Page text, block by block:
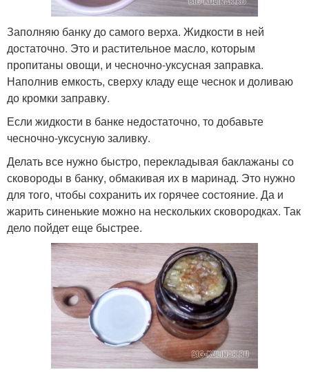
Заполняю банку до самого верха. Жидкости в ней
достаточно. Это и растительное масло, которым
пропитаны овощи, и чесночно-уксусная заправка.
Наполнив емкость, сверху кладу еще чеснок и доливаю
до кромки заправку.
Если жидкости в банке недостаточно, то добавьте
чесночно-уксусную заливку.
Делать все нужно быстро, перекладывая баклажаны со
сковороды в банку, обмакивая их в маринад. Это нужно
для того, чтобы сохранить их горячее состояние. Да и
жарить синенькие можно на нескольких сковородках. Так
дело пойдет еще быстрее.